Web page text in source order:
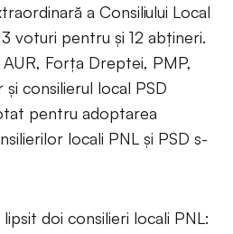
a Consiliului Local
voturi pentru și 12 abțineri.
Forța Dreptei, PMP,
și consilierul local PSD
pentru adoptarea
locali PNL și PSD s-
doi consilieri locali PNL: